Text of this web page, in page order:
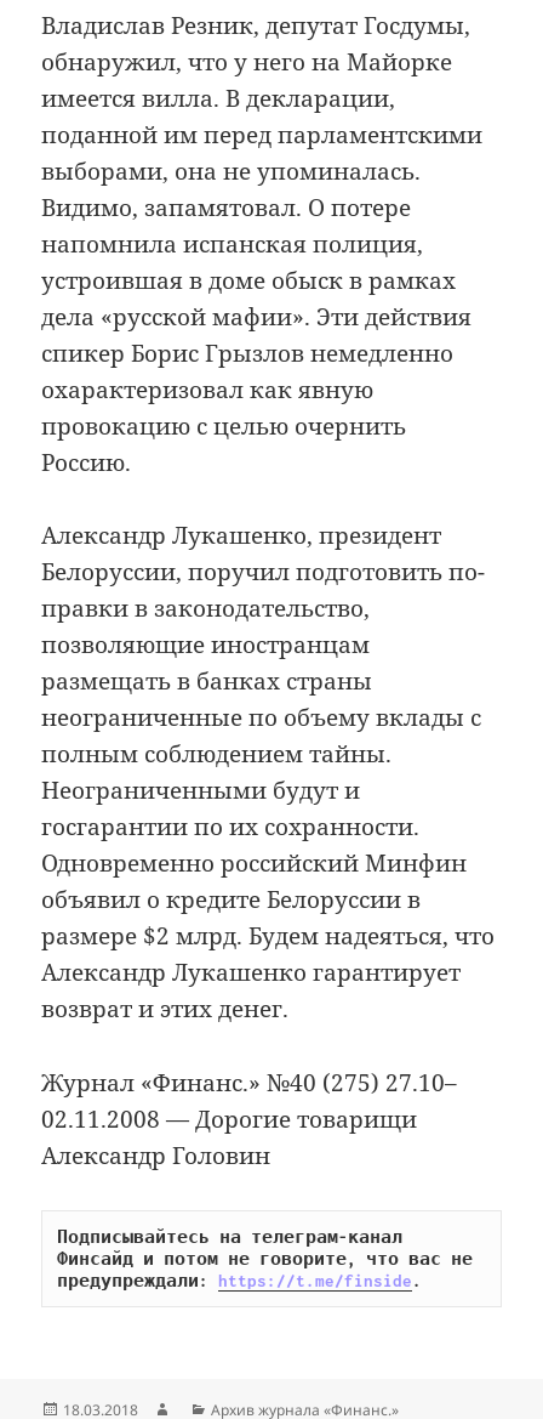
Владислав Резник, депутат Госдумы,
обнаружил, что у него на Майорке
имеется вилла. В декларации,
поданной им перед парламентскими
выборами, она не упоминалась.
Видимо, запамятовал. О потере
напомнила испанская полиция,
устроившая в доме обыск в рамках
дела «русской мафии». Эти действия
спикер Борис Грызлов немедленно
охарактеризовал как явную
провокацию с целью очернить
Россию.
Александр Лукашенко, президент
Белоруссии, поручил подготовить по­
правки в законодательство,
позволяющие иностранцам
размещать в банках страны
неограниченные по объему вклады с
полным соблюдением тайны.
Неограниченными будут и
госгарантии по их сохранности.
Одновременно российский Минфин
объявил о кредите Белоруссии в
размере $2 млрд. Будем надеяться, что
Александр Лукашенко гарантирует
возврат и этих денег.
Журнал «Финанс.» №40 (275) 27.10–
02.11.2008 — Дорогие товарищи
Александр Головин
Подписывайтесь на телеграм-канал
Финсайд и потом не говорите, что вас не
предупреждали: https://t.me/finside.
Опубликовано
18.03.2018 АвторРубрики
Архив журнала «Финанс.»